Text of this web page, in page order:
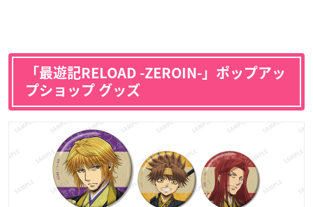
「最遊記RELOAD -ZEROIN-」ポップアッ
プショップ グッズ